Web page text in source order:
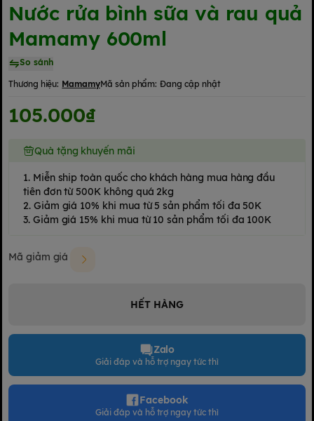
Nước rửa bình sữa và rau quả
Mamamy 600ml
So sánh
Thương hiệu: MamamyMã sản phẩm: Đang cập nhật
105.000₫
Quà tặng khuyến mãi
1. Miễn ship toàn quốc cho khách hàng mua hàng đầu
tiên đơn từ 500K không quá 2kg
2. Giảm giá 10% khi mua từ 5 sản phẩm tối đa 50K
3. Giảm giá 15% khi mua từ 10 sản phẩm tối đa 100K
Mã giảm giá
HẾT HÀNG
Zalo
Giải đáp và hỗ trợ ngay tức thì
Facebook
Giải đáp và hỗ trợ ngay tức thì